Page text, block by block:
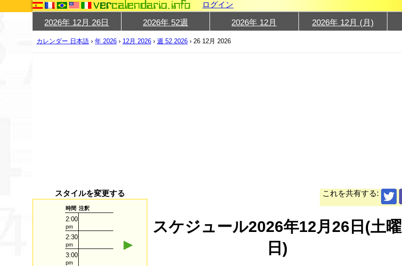
ログイン
2026年 12月 26日 2026年 52週 2026年 12月 2026年 12月 (月)
カレンダー 日本語 ›年 2026 › 12月 2026 ›週 52 2026 ›26 12月 2026
これを共有する:
スタイルを変更する
時間 注釈
2:00
pm
2:30
pm
3:00
pm
►
スケジュール2026年12月26日(土曜
日)